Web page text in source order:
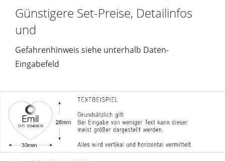
Günstigere Set-Preise, Detailinfos
und
Gefahrenhinweis siehe unterhalb Daten-
Eingabefeld